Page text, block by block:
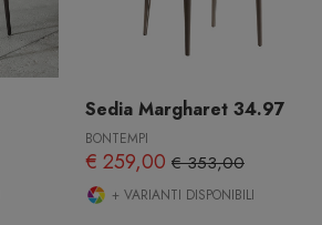
Sedia Margharet 34.97
BONTEMPI
€ 259,00 € 353,00
+ VARIANTI DISPONIBILI